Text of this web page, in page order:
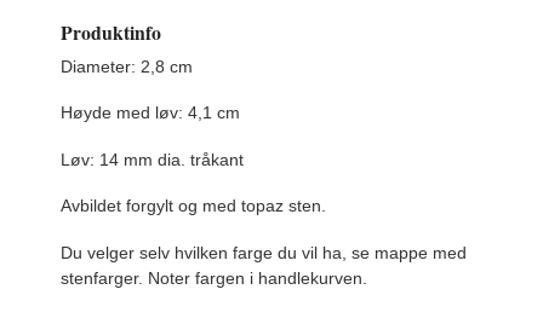
Produktinfo
Diameter: 2,8 cm
Høyde med løv: 4,1 cm
Løv: 14 mm dia. tråkant
Avbildet forgylt og med topaz sten.
Du velger selv hvilken farge du vil ha, se mappe med
stenfarger. Noter fargen i handlekurven.